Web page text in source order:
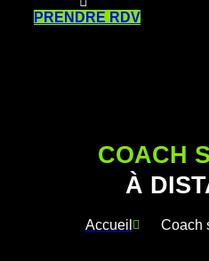
PRENDRE RDV
COACH
À
Accueil Coach